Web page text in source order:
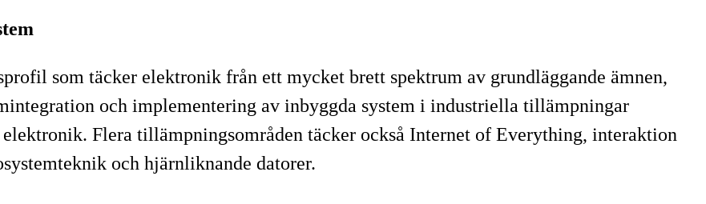
som täcker elektronik från ett mycket brett spektrum av grundläggande ämnen,
och implementering av inbyggda system i industriella tillämpningar
Flera tillämpningsområden täcker också Internet of Everything, interaktion
och hjärnliknande datorer.